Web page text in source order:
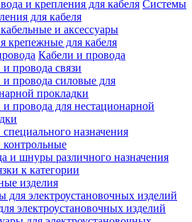
Системы
для кабеля
и аксессуары
крепежные для кабеля
Кабели и провода
провода связи
и провода силовые для
прокладки
провода для нестационарной
назначения
контрольные
и шнуры различного назначения
к категории
изделия
электроустановочных изделий